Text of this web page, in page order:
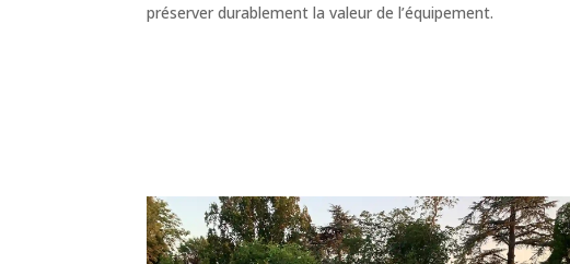
préserver durablement la valeur de l’équipement.